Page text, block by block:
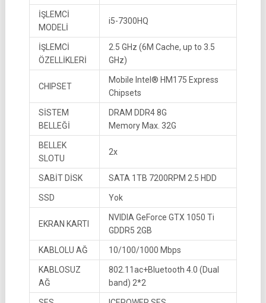
İŞLEMCİ
MODELİ
i5-7300HQ
İŞLEMCİ
ÖZELLİKLERİ
2.5 GHz (6M Cache, up to 3.5
GHz)
CHIPSET
Mobile Intel® HM175 Express
Chipsets
SİSTEM
BELLEĞİ
DRAM DDR4 8G
Memory Max. 32G
BELLEK
SLOTU
2x
SABİT DİSK SATA 1TB 7200RPM 2.5 HDD
SSD Yok
EKRAN KARTI
NVIDIA GeForce GTX 1050 Ti
GDDR5 2GB
KABLOLU AĞ 10/100/1000 Mbps
KABLOSUZ
AĞ
802.11ac+Bluetooth 4.0 (Dual
band) 2*2